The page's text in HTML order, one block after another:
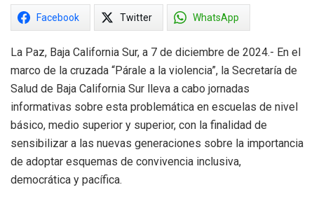
Facebook Twitter WhatsApp
La Paz, Baja California Sur, a 7 de diciembre de 2024.- En el
marco de la cruzada “Párale a la violencia”, la Secretaría de
Salud de Baja California Sur lleva a cabo jornadas
informativas sobre esta problemática en escuelas de nivel
básico, medio superior y superior, con la finalidad de
sensibilizar a las nuevas generaciones sobre la importancia
de adoptar esquemas de convivencia inclusiva,
democrática y pacífica.